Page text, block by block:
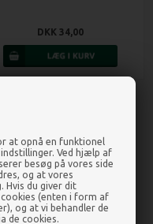
at opnå en funktionel
Ved hjælp af
besøg på vores side
og at vores
Hvis du giver dit
(enten i form af
og at vi behandler de
de cookies.
DKK 34,00